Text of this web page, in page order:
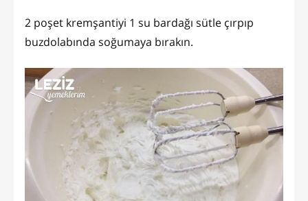
2 poşet kremşantiyi 1 su bardağı sütle çırpıp
buzdolabında soğumaya bırakın.